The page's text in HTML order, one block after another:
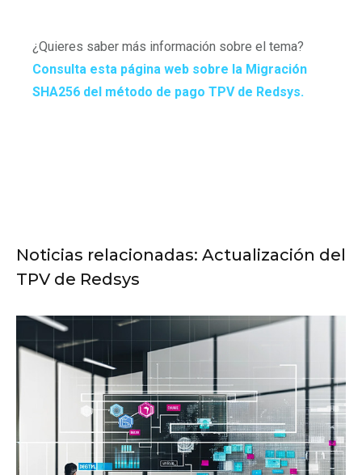
¿Quieres saber más información sobre el tema?
Consulta esta página web sobre la Migración
SHA256 del método de pago TPV de Redsys.
Noticias relacionadas: Actualización del
TPV de Redsys